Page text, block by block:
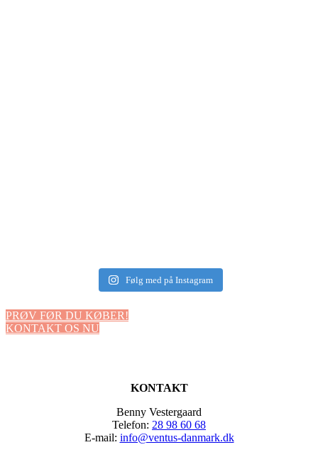
Følg med på Instagram
PRØV FØR DU KØBER!
KONTAKT OS NU
KONTAKT
Benny Vestergaard
Telefon: 28 98 60 68
E-mail: info@ventus-danmark.dk